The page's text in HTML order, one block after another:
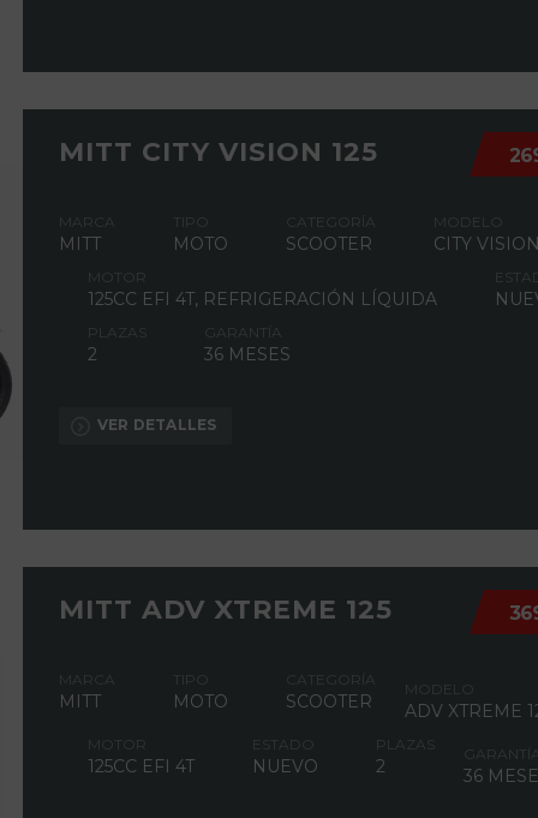
MITT CITY VISION 125
MARCA
MITT
TIPO
MOTO
CATEGORÍA
SCOOTER
MODELO
CITY VISION
MOTOR
125CC EFI 4T, REFRIGERACIÓN LÍQUIDA
PLAZAS
2
GARANTÍA
36 MESES
VER DETALLES
MITT ADV XTREME 125
MARCA
MITT
TIPO
MOTO
CATEGORÍA
SCOOTER
MODELO
ADV XTREME
MOTOR
125CC EFI 4T
ESTADO
NUEVO
PLAZAS
2
GARANTÍA
36